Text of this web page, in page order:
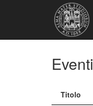
Eventi
Titolo